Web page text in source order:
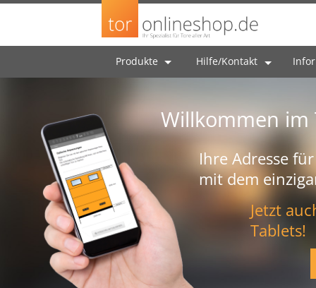
Produkte Hilfe/Kontakt
Willkommen
Ihre Adresse
mit dem
Jetzt
Tablets!